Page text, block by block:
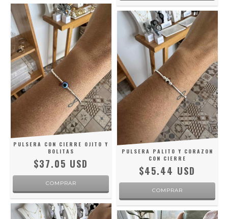
PULSERA CON CIERRE OJITO Y
BOLITAS
$37.05 USD
PULSERA PALITO Y CORAZON
CON CIERRE
$45.44 USD